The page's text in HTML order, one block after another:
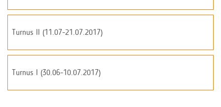
Turnus II (11.07-21.07.2017)
Turnus I (30.06-10.07.2017)